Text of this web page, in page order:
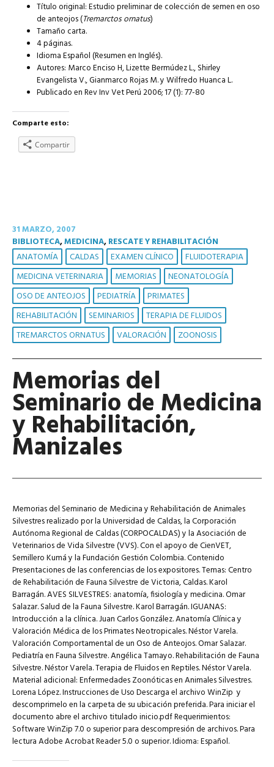
Título original: Estudio preliminar de colección de semen en oso
de anteojos (Tremarctos ornatus)
Tamaño carta.
4 páginas.
Idioma Español (Resumen en Inglés).
Autores: Marco Enciso H, Lizette Bermúdez L., Shirley
Evangelista V., Gianmarco Rojas M. y Wilfredo Huanca L.
Publicado en Rev Inv Vet Perú 2006; 17 (1): 77-80
Comparte esto:
Compartir
31 MARZO, 2007
BIBLIOTECA,MEDICINA,RESCATE Y REHABILITACIÓN
ANATOMÍA CALDAS EXAMEN CLÍNICO
FLUIDOTERAPIA
MEDICINA VETERINARIA
MEMORIAS
NEONATOLOGÍA
OSO DE ANTEOJOS
PEDIATRÍA
PRIMATES
REHABILITACIÓN
SEMINARIOS
TERAPIA DE FLUIDOS
TREMARCTOS ORNATUS
VALORACIÓN ZOONOSIS
Memorias del
Seminario de Medicina
y Rehabilitación,
Manizales
Memorias del Seminario de Medicina y Rehabilitación de Animales
Silvestres realizado por la Universidad de Caldas, la Corporación
Autónoma Regional de Caldas (CORPOCALDAS) y la Asociación de
Veterinarios de Vida Silvestre (VVS). Con el apoyo de CienVET,
Semillero Kumá y la Fundación Gestión Colombia. Contenido
Presentaciones de las conferencias de los expositores. Temas: Centro
de Rehabilitación de Fauna Silvestre de Victoria, Caldas. Karol
Barragán. AVES SILVESTRES: anatomía, fisiología y medicina. Omar
Salazar. Salud de la Fauna Silvestre. Karol Barragán. IGUANAS:
Introducción a la clínica. Juan Carlos González. Anatomía Clínica y
Valoración Médica de los Primates Neotropicales. Néstor Varela.
Valoración Comportamental de un Oso de Anteojos. Omar Salazar.
Pediatría en Fauna Silvestre. Angélica Tamayo. Rehabilitación de Fauna
Silvestre. Néstor Varela. Terapia de Fluidos en Reptiles. Néstor Varela.
Material adicional: Enfermedades Zoonóticas en Animales Silvestres.
Lorena López. Instrucciones de Uso Descarga el archivo WinZip y
descomprimelo en la carpeta de su ubicación preferida. Para iniciar el
documento abre el archivo titulado inicio.pdf Requerimientos:
Software WinZip 7.0 o superior para descompresión de archivos. Para
lectura Adobe Acrobat Reader 5.0 o superior. Idioma: Español.